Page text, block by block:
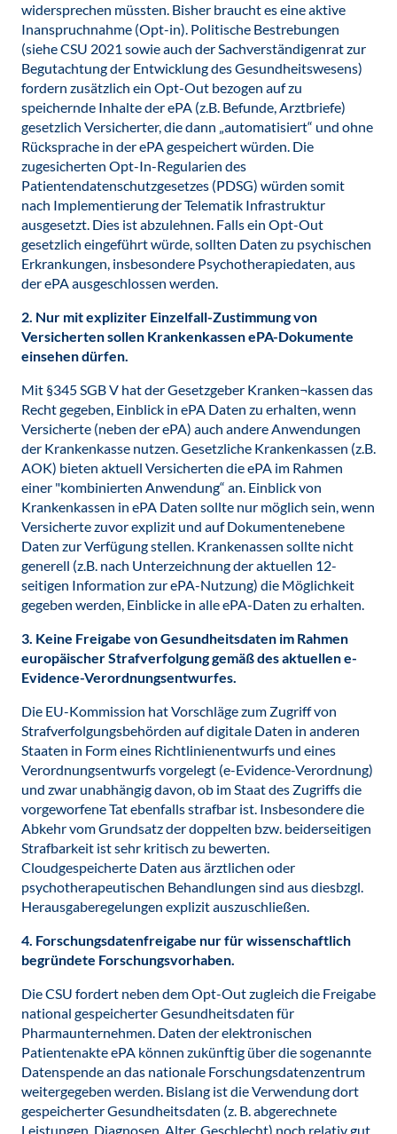
widersprechen müssten. Bisher braucht es eine aktive
Inanspruchnahme (Opt-in). Politische Bestrebungen
(siehe CSU 2021 sowie auch der Sachverständigenrat zur
Begutachtung der Entwicklung des Gesundheitswesens)
fordern zusätzlich ein Opt-Out bezogen auf zu
speichernde Inhalte der ePA (z.B. Befunde, Arztbriefe)
gesetzlich Versicherter, die dann „automatisiert“ und ohne
Rücksprache in der ePA gespeichert würden. Die
zugesicherten Opt-In-Regularien des
Patientendatenschutzgesetzes (PDSG) würden somit
nach Implementierung der Telematik Infrastruktur
ausgesetzt. Dies ist abzulehnen. Falls ein Opt-Out
gesetzlich eingeführt würde, sollten Daten zu psychischen
Erkrankungen, insbesondere Psychotherapiedaten, aus
der ePA ausgeschlossen werden.
2. Nur mit expliziter Einzelfall-Zustimmung von
Versicherten sollen Krankenkassen ePA-Dokumente
einsehen dürfen.
Mit §345 SGB V hat der Gesetzgeber Kranken¬kassen das
Recht gegeben, Einblick in ePA Daten zu erhalten, wenn
Versicherte (neben der ePA) auch andere Anwendungen
der Krankenkasse nutzen. Gesetzliche Krankenkassen (z.B.
AOK) bieten aktuell Versicherten die ePA im Rahmen
einer "kombinierten Anwendung“ an. Einblick von
Krankenkassen in ePA Daten sollte nur möglich sein, wenn
Versicherte zuvor explizit und auf Dokumentenebene
Daten zur Verfügung stellen. Krankenassen sollte nicht
generell (z.B. nach Unterzeichnung der aktuellen 12-
seitigen Information zur ePA-Nutzung) die Möglichkeit
gegeben werden, Einblicke in alle ePA-Daten zu erhalten.
3. Keine Freigabe von Gesundheitsdaten im Rahmen
europäischer Strafverfolgung gemäß des aktuellen e-
Evidence-Verordnungsentwurfes.
Die EU-Kommission hat Vorschläge zum Zugriff von
Strafverfolgungsbehörden auf digitale Daten in anderen
Staaten in Form eines Richtlinienentwurfs und eines
Verordnungsentwurfs vorgelegt (e-Evidence-Verordnung)
und zwar unabhängig davon, ob im Staat des Zugriffs die
vorgeworfene Tat ebenfalls strafbar ist. Insbesondere die
Abkehr vom Grundsatz der doppelten bzw. beiderseitigen
Strafbarkeit ist sehr kritisch zu bewerten.
Cloudgespeicherte Daten aus ärztlichen oder
psychotherapeutischen Behandlungen sind aus diesbzgl.
Herausgaberegelungen explizit auszuschließen.
4. Forschungsdatenfreigabe nur für wissenschaftlich
begründete Forschungsvorhaben.
Die CSU fordert neben dem Opt-Out zugleich die Freigabe
national gespeicherter Gesundheitsdaten für
Pharmaunternehmen. Daten der elektronischen
Patientenakte ePA können zukünftig über die sogenannte
Datenspende an das nationale Forschungsdatenzentrum
weitergegeben werden. Bislang ist die Verwendung dort
gespeicherter Gesundheitsdaten (z. B. abgerechnete
Leistungen, Diagnosen, Alter, Geschlecht) noch relativ gut